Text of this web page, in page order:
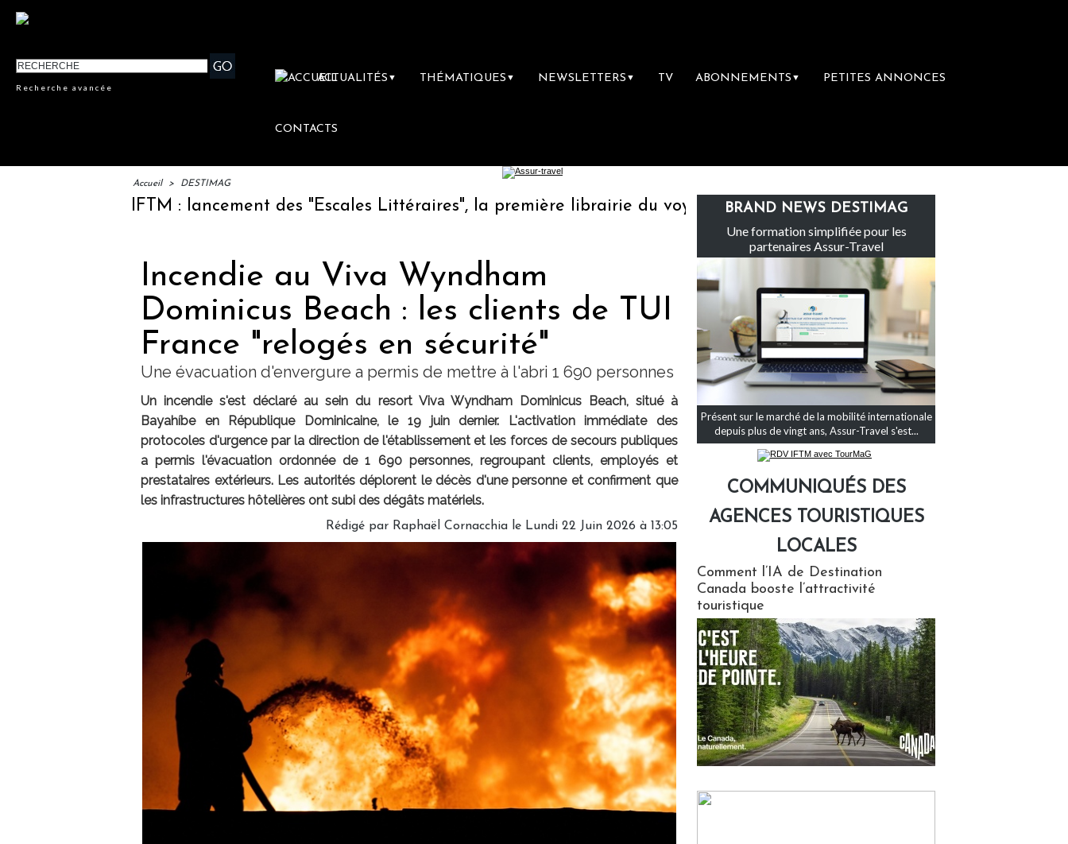
Recherche avancée
ACTUALITÉS ▼ THÉMATIQUES ▼ NEWSLETTERS ▼ TV ABONNEMENTS ▼ PETITES ANNONCES
CONTACTS
Accueil > DESTIMAG
IFTM : lancement des "Escales Littéraires", la première librairie du voyage Le groupe Sainte-Claire rachète Eden Tour
Incendie au Viva Wyndham
Dominicus Beach : les clients de TUI
France "relogés en sécurité"
Une évacuation d'envergure a permis de mettre à l'abri 1 690 personnes
Un incendie s'est déclaré au sein du resort Viva Wyndham Dominicus Beach, situé à
Bayahíbe en République Dominicaine, le 19 juin dernier. L'activation immédiate des
protocoles d'urgence par la direction de l'établissement et les forces de secours publiques
a permis l'évacuation ordonnée de 1 690 personnes, regroupant clients, employés et
prestataires extérieurs. Les autorités déplorent le décès d'une personne et confirment que
les infrastructures hôtelières ont subi des dégâts matériels.
Rédigé par Raphaël Cornacchia le Lundi 22 Juin 2026 à 13:05
BRAND NEWS DESTIMAG
Une formation simplifiée pour les
partenaires Assur-Travel
Présent sur le marché de la mobilité internationale
depuis plus de vingt ans, Assur-Travel s'est...
COMMUNIQUÉS DES
AGENCES TOURISTIQUES
LOCALES
Comment l’IA de Destination
Canada booste l’attractivité
touristique